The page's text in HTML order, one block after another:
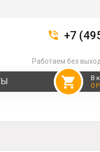
+7
Работаем без
В
0 Р